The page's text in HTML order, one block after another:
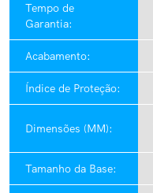
Tempo de
Garantia:
Acabamento:
Índice de Proteção:
Dimensões (MM):
Tamanho da Base: